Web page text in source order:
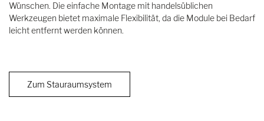
Wünschen. Die einfache Montage mit handelsüblichen
Werkzeugen bietet maximale Flexibilität, da die Module bei Bedarf
leicht entfernt werden können.
Zum Stauraumsystem